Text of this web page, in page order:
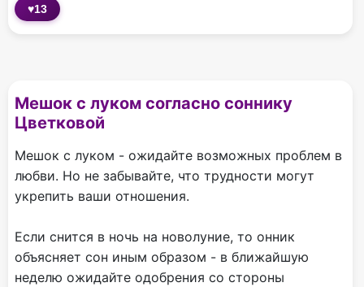
♥13
Мешок с луком согласно соннику
Цветковой
Мешок с луком - ожидайте возможных проблем в
любви. Но не забывайте, что трудности могут
укрепить ваши отношения.
Если снится в ночь на новолуние, то онник
объясняет сон иным образом - в ближайшую
неделю ожидайте одобрения со стороны